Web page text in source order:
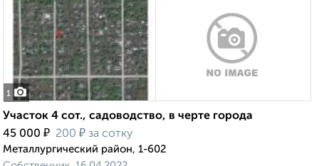
1
Участок 4 сот., садоводство, в черте города
45 000 ₽ 200 ₽ за сотку
Металлургический район, 1-602